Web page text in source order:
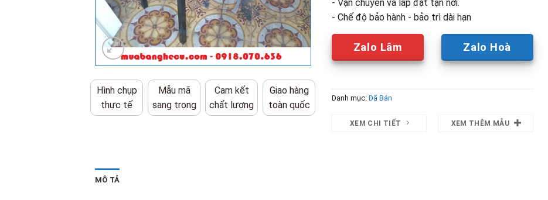
Hình chụp
thực tế
Mẫu mã
sang trọng
Cam kết
chất lượng
Giao hàng
toàn quốc
- Vận chuyển và lắp đặt tận nơi.
- Chế độ bảo hành - bảo trì dài hạn
Zalo Lâm Zalo Hoà
Danh mục:Đã Bán
XEM CHI TIẾT XEM THÊM MẪU
MÔ TẢ